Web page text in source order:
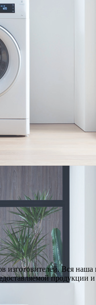
Вся
продукции и